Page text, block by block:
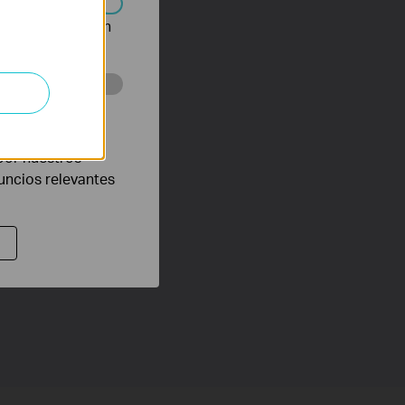
en
con el fin de
nuestros
relevantes